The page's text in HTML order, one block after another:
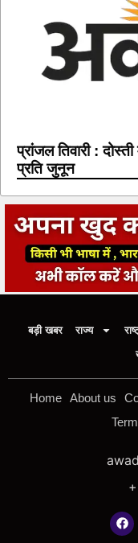
प्रांजल तिवारी :
प्रति जुनून
बड़ी खबर राज्य
Home About us